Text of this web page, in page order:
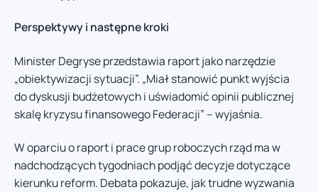
Perspektywy i następne kroki
Minister Degryse przedstawia raport jako narzędzie
„obiektywizacji sytuacji”. „Miał stanowić punkt wyjścia
do dyskusji budżetowych i uświadomić opinii publicznej
skalę kryzysu finansowego Federacji” – wyjaśnia.
W oparciu o raport i prace grup roboczych rząd ma w
nadchodzących tygodniach podjąć decyzje dotyczące
kierunku reform. Debata pokazuje, jak trudne wyzwania